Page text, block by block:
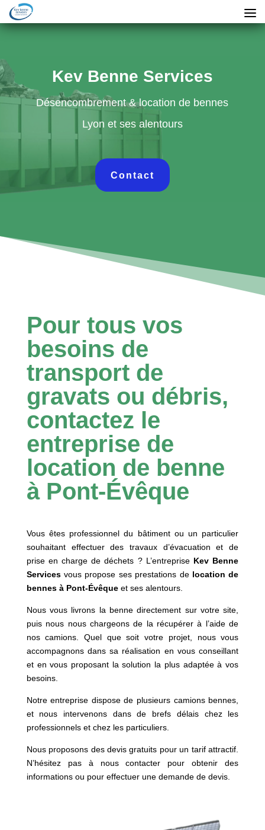
Kev Benne Services
Désencombrement & location de bennes
Lyon et ses alentours
Contact
Pour tous vos
besoins de
transport de
gravats ou débris,
contactez le
entreprise de
location de benne
à Pont-Évêque
Vous êtes professionnel du bâtiment ou un particulier
souhaitant effectuer des travaux d’évacuation et de
prise en charge de déchets ? L’entreprise Kev Benne
Servicesvous propose ses prestations de location de
bennes à Pont-Évêqueet ses alentours.
Nous vous livrons la benne directement sur votre site,
puis nous nous chargeons de la récupérer à l’aide de
nos camions. Quel que soit votre projet, nous vous
accompagnons dans sa réalisation en vous conseillant
et en vous proposant la solution la plus adaptée à vos
besoins.
Notre entreprise dispose de plusieurs camions bennes,
et nous intervenons dans de brefs délais chez les
professionnels et chez les particuliers.
Nous proposons des devis gratuits pour un tarif attractif.
N’hésitez pas à nous contacter pour obtenir des
informations ou pour effectuer une demande de devis.